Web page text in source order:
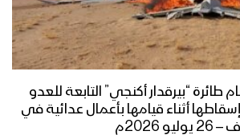
لكم | فرقة أنصار الله – 1444هـ
( ثامن سنة ) الشاعر صقر اللاحجي –
الحربي 1443هـ
“بيرقدار أكنجي” التابعة للعدو
أثناء قيامها بأعمال عدائية في
2026م